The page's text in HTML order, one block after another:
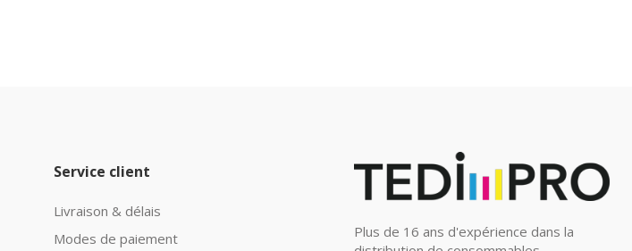
Service client
Livraison & délais
Modes de paiement
Plus de 16 ans d'expérience dans la